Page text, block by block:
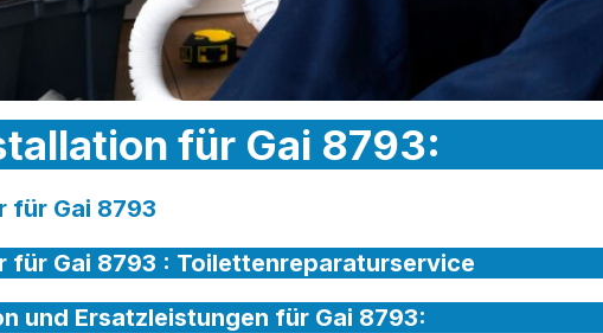
für Gai 8793:
für Gai 8793
für Gai 8793 : Toilettenreparaturservice
und Ersatzleistungen für Gai 8793: